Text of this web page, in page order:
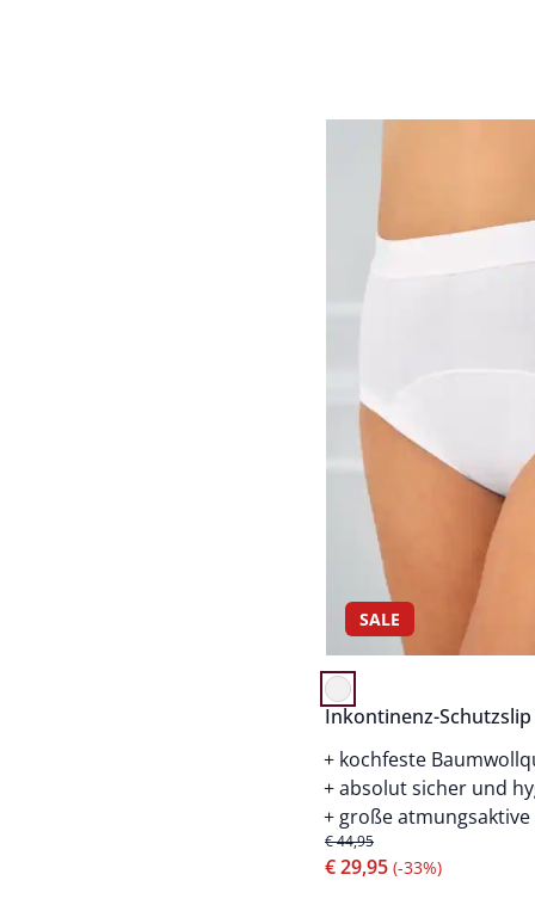
SALE
Inkontinenz-
kochfeste
absolut sicher und
große
€ 44,95
€ 29,95 (-33%)